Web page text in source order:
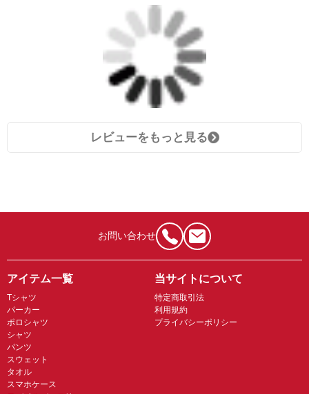
レビューをもっと見る
お問い合わせ
アイテム一覧
Tシャツ
パーカー
ポロシャツ
シャツ
パンツ
スウェット
タオル
スマホケース
当サイトについて
特定商取引法
利用規約
プライバシーポリシー